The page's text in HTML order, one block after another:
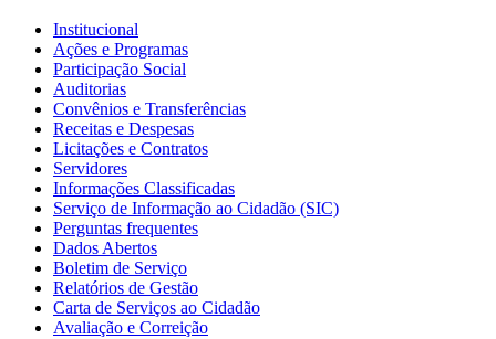
Institucional
Ações e Programas
Participação Social
Auditorias
Convênios e Transferências
Receitas e Despesas
Licitações e Contratos
Servidores
Informações Classificadas
Serviço de Informação ao Cidadão (SIC)
Perguntas frequentes
Dados Abertos
Boletim de Serviço
Relatórios de Gestão
Carta de Serviços ao Cidadão
Avaliação e Correição